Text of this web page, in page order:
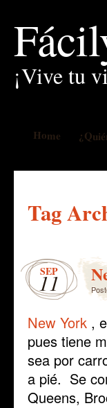
¡Vive tu
Home
Tag
SEP
11
New York ,
pues tiene
sea por
a pié. Se
Queens,